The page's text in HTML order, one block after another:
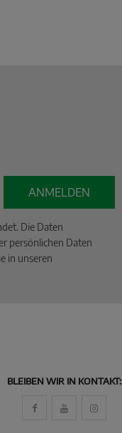
ANMELDEN
Die Daten
persönlichen Daten
in unseren
BLEIBEN WIR IN KONTAKT: